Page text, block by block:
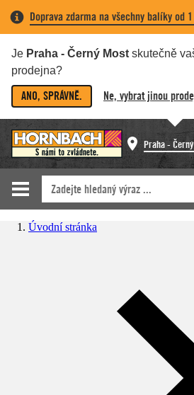
Doprava zdarma na všechny balíky od
Je Praha - Černý Most skutečně
prodejna?
ANO, SPRÁVNĚ. Ne, vybrat jinou
Praha -
Úvodní stránka